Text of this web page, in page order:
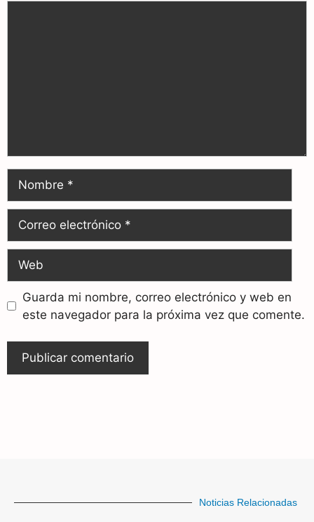
Guarda mi nombre, correo electrónico y web en
este navegador para la próxima vez que comente.
Noticias Relacionadas